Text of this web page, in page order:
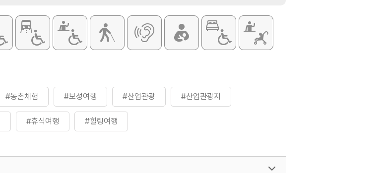
#농촌체험 #보성여행 #산업관광 #산업관광지
#휴식여행 #힐링여행